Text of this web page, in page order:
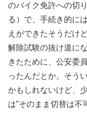
のバイク免許への切
る）で、手続き的に
えができたそうだけ
解除試験の抜け道に
きたために、公安委
ったんだとか。そう
かもしれないけど、
は”そのまま切替は不